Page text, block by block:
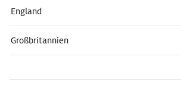
England
Großbritannien